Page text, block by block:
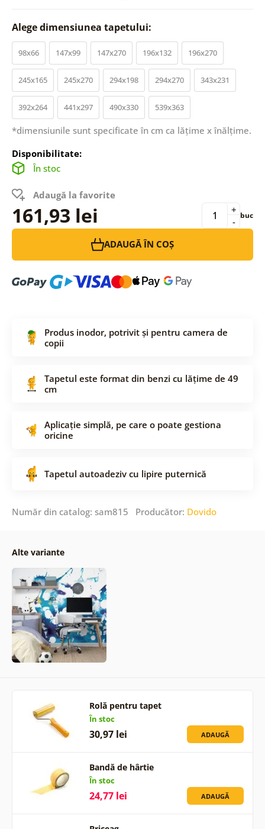
Alege dimensiunea tapetului:
98x66 147x99 147x270 196x132 196x270
245x165 245x270 294x198 294x270 343x231
392x264 441x297 490x330 539x363
*dimensiunile sunt specificate în cm ca lățime x înălțime.
Disponibilitate:
În stoc
Adaugă la favorite
161,93 lei -
+ buc
ADAUGĂ ÎN COȘ
Produs inodor, potrivit și pentru camera de
copii
Tapetul este format din benzi cu lățime de 49
cm
Aplicație simplă, pe care o poate gestiona
oricine
Tapetul autoadeziv cu lipire puternică
Număr din catalog: sam815 Producător: Dovido
Alte variante
Rolă pentru tapet
În stoc
30,97 lei ADAUGĂ
Bandă de hârtie
În stoc
24,77 lei ADAUGĂ